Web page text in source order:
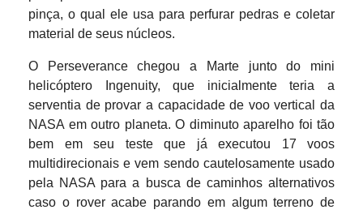
pinça, o qual ele usa para perfurar pedras e coletar
material de seus núcleos.
O Perseverance chegou a Marte junto do mini
helicóptero Ingenuity, que inicialmente teria a
serventia de provar a capacidade de voo vertical da
NASA em outro planeta. O diminuto aparelho foi tão
bem em seu teste que já executou 17 voos
multidirecionais e vem sendo cautelosamente usado
pela NASA para a busca de caminhos alternativos
caso o rover acabe parando em algum terreno de